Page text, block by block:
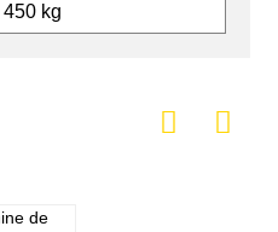
450 kg